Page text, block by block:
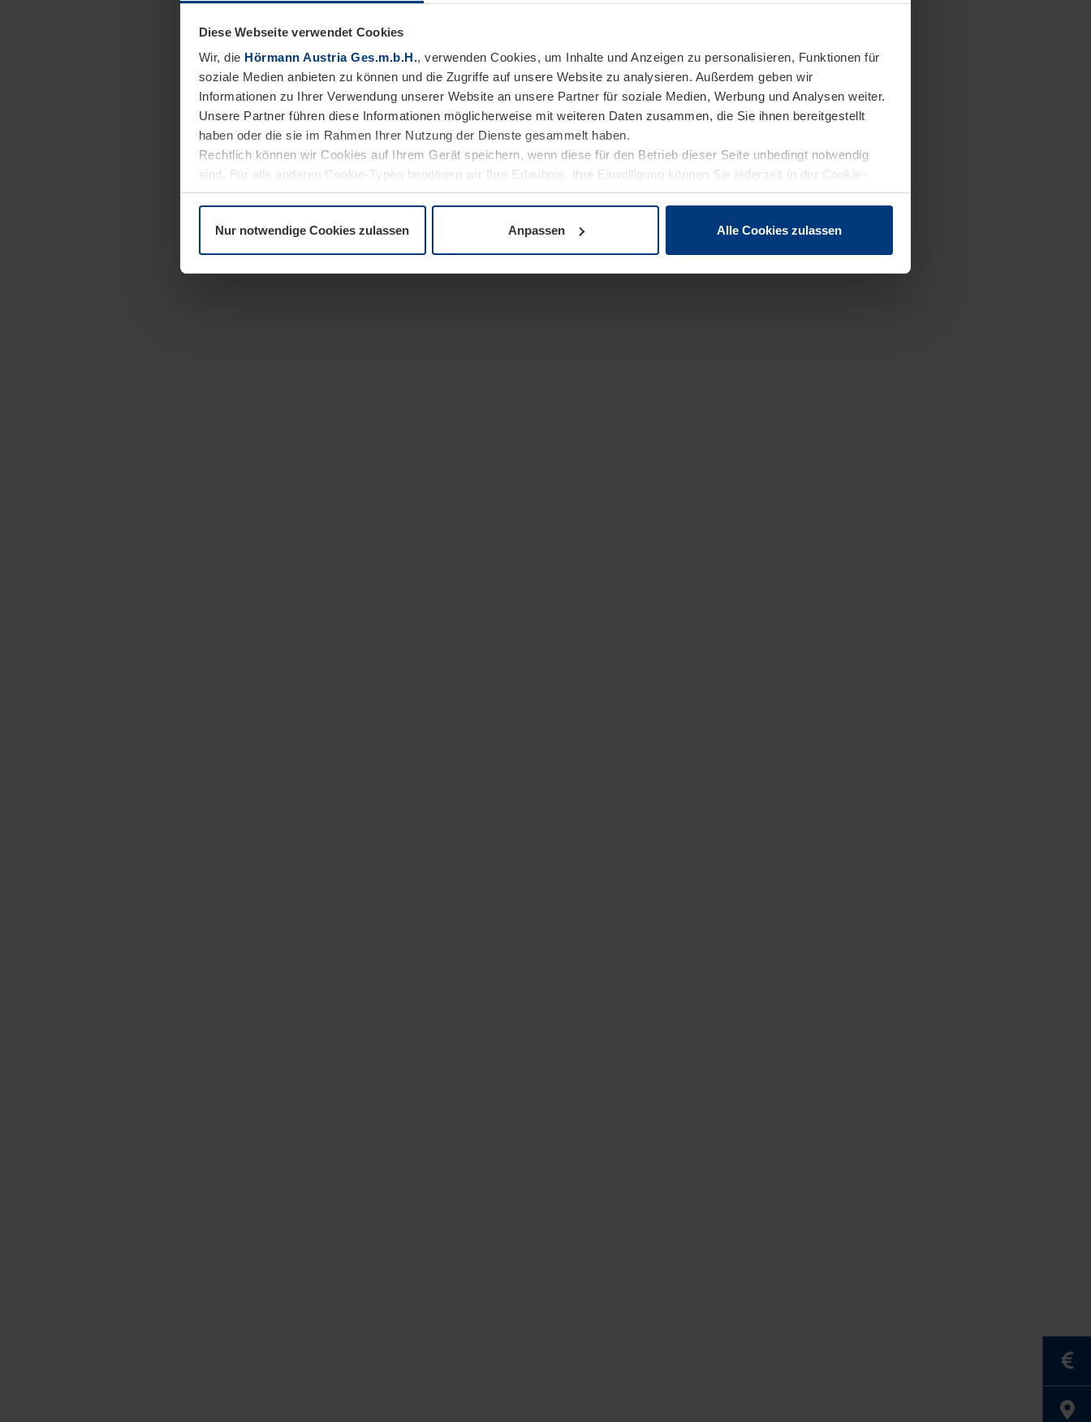
Diese Webseite verwendet Cookies
Wir, die Hörmann Austria Ges.m.b.H., verwenden Cookies, um Inhalte und Anzeigen zu personalisieren, Funktionen für
soziale Medien anbieten zu können und die Zugriffe auf unsere Website zu analysieren. Außerdem geben wir
Informationen zu Ihrer Verwendung unserer Website an unsere Partner für soziale Medien, Werbung und Analysen weiter.
Unsere Partner führen diese Informationen möglicherweise mit weiteren Daten zusammen, die Sie ihnen bereitgestellt
haben oder die sie im Rahmen Ihrer Nutzung der Dienste gesammelt haben.
Rechtlich können wir Cookies auf Ihrem Gerät speichern, wenn diese für den Betrieb dieser Seite unbedingt notwendig
sind. Für alle anderen Cookie-Typen benötigen wir Ihre Erlaubnis. Ihre Einwilligung können Sie jederzeit in der Cookie-
Erläuterung auf der SeiteDatenschutzerklärungunserer Website ändern oder widerrufen.
Nur notwendige Cookies zulassen Anpassen Alle Cookies zulassen